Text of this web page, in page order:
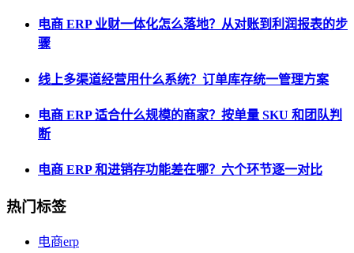
电商 ERP 业财一体化怎么落地？从对账到利润报表的步
骤
线上多渠道经营用什么系统？订单库存统一管理方案
电商 ERP 适合什么规模的商家？按单量 SKU 和团队判
断
电商 ERP 和进销存功能差在哪？六个环节逐一对比
热门标签
电商erp